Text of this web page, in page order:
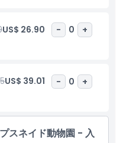
従来の動物園とは異なり、こ
ることができます。園内を歩
乗るにしても、常に驚くべき
節ごとにさまざまなイベント
者はスムーズで手間のかから
トを購入できます。これほど
スネード動物園はあらゆる年
目的地です。
US$ 26.90 - 0 +
US$ 39.01 - 0 +
スネイド動物園 - 入